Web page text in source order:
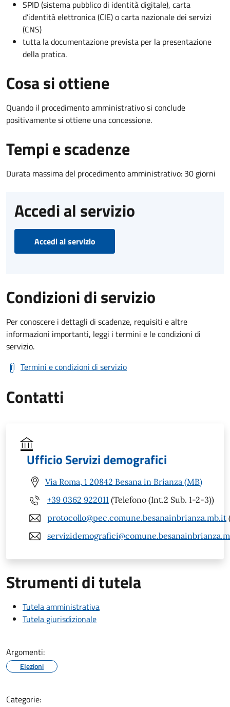
SPID (sistema pubblico di identità digitale), carta
d’identità elettronica (CIE) o carta nazionale dei servizi
(CNS)
tutta la documentazione prevista per la presentazione
della pratica.
Cosa si ottiene
Quando il procedimento amministrativo si conclude
positivamente si ottiene una concessione.
Tempi e scadenze
Durata massima del procedimento amministrativo: 30 giorni
Accedi al servizio
Accedi al servizio
Condizioni di servizio
Per conoscere i dettagli di scadenze, requisiti e altre
informazioni importanti, leggi i termini e le condizioni di
servizio.
Termini e condizioni di servizio
Contatti
Ufficio Servizi demografici
Via Roma, 1 20842 Besana in Brianza (MB)
+39 0362 922011 (Telefono (Int.2 Sub. 1-2-3))
protocollo@pec.comune.besanainbrianza.mb.it
Strumenti di tutela
Tutela amministrativa
Tutela giurisdizionale
Argomenti:
Elezioni
Categorie: